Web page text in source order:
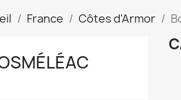
France Côtes d'Armor